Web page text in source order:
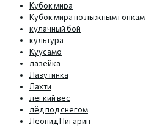
Кубок мира
Кубок мира по лыжным гонкам
кулачный бой
культура
Куусамо
лазейка
Лазутинка
Лахти
легкий вес
лёд под снегом
Леонид Пигарин